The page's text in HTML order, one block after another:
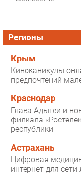
Регионы
Крым
Киноканикулы
предпочтений
Краснодар
Глава Адыгеи и
филиала
республики
Астрахань
Цифровая
интернет для